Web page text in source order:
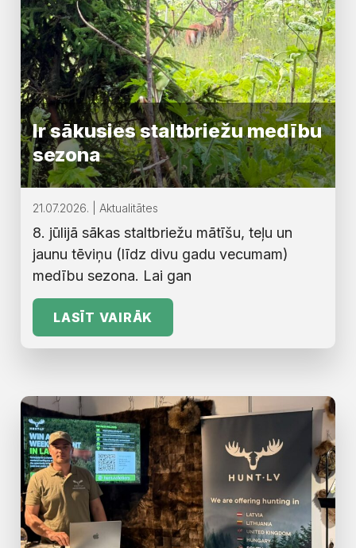
Ir sākusies staltbriežu medību
sezona
21.07.2026. | Aktualitātes
8. jūlijā sākas staltbriežu mātīšu, teļu un
jaunu tēviņu (līdz divu gadu vecumam)
medību sezona. Lai gan
LASĪT VAIRĀK